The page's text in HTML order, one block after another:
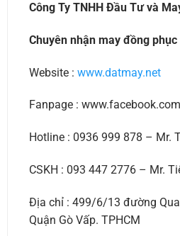
Công Ty TNHH Đầu Tư và
Chuyên nhận may đồng
Website : www.datmay.net
Fanpage :
Hotline : 0936 999 878 – Mr.
CSKH : 093 447 2776 – Mr.
Địa chỉ : 499/6/13 đường
Quận Gò Vấp. TPHCM